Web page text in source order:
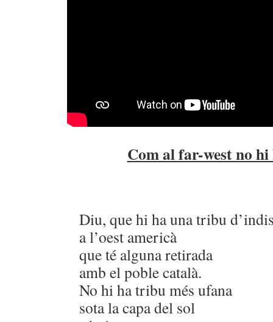
Com al far-west no hi
Diu, que hi ha una tribu
a l’oest americà
que té alguna retirada
amb el poble català.
No hi ha tribu més ufana
sota la capa del sol